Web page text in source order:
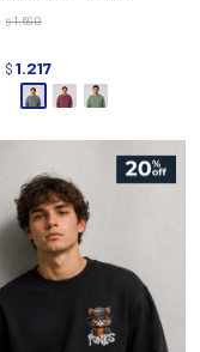
$ 1.690
$ 1.217